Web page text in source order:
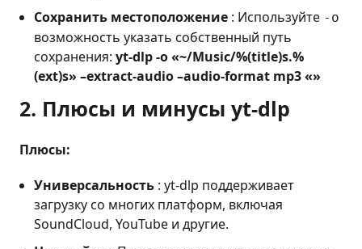
Сохранить местоположение : Используйте -o
возможность указать собственный путь
сохранения: yt-dlp -o «~/Music/%(title)s.%
(ext)s» –extract-audio –audio-format mp3 «»
2. Плюсы и минусы yt-dlp
Плюсы:
Универсальность : yt-dlp поддерживает
загрузку со многих платформ, включая
SoundCloud, YouTube и другие.